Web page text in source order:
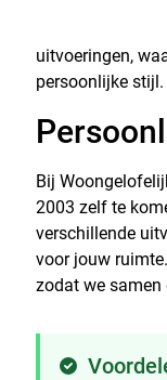
uitvoeringen,
persoonlijke stijl.
Bij
2003 zelf te
verschillende
voor jouw
zodat we samen